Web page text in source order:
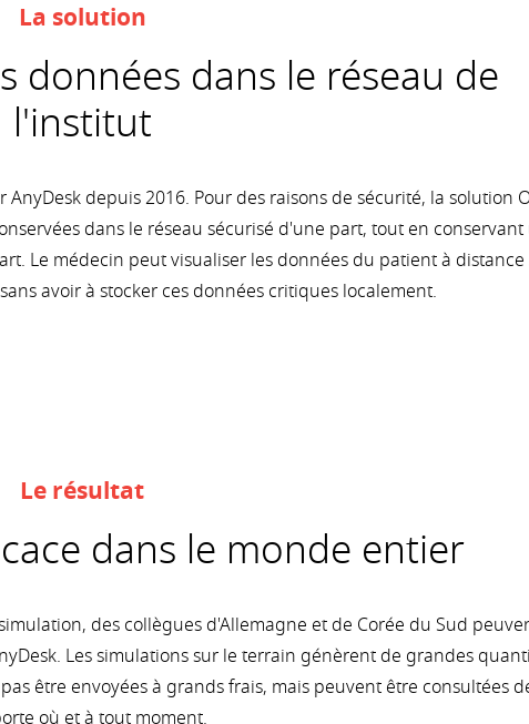
La solution
données dans le réseau de
l'institut
depuis 2016. Pour des raisons de sécurité, la solution
dans le réseau sécurisé d'une part, tout en conservant
Le médecin peut visualiser les données du patient à distance
avoir à stocker ces données critiques localement.
Le résultat
dans le monde entier
des collègues d'Allemagne et de Corée du Sud
Les simulations sur le terrain génèrent de grandes
être envoyées à grands frais, mais peuvent être consultées
où et à tout moment.